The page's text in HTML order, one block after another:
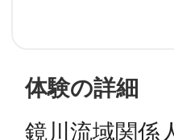
体験の詳細
鏡川流域関係